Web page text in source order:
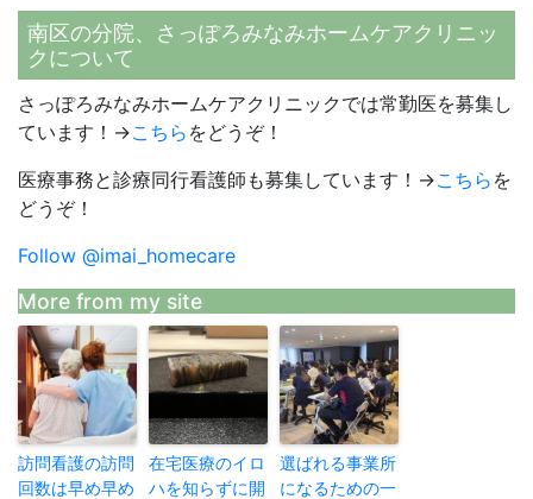
南区の分院、さっぽろみなみホームケアクリニッ
クについて
さっぽろみなみホームケアクリニックでは常勤医を募集し
ています！→こちら をどうぞ！
医療事務と診療同行看護師も募集しています！→こちら を
どうぞ！
Follow @imai_homecare
More from my site
訪問看護の訪問
回数は早め早め
在宅医療のイロ
ハを知らずに開
選ばれる事業所
になるための一